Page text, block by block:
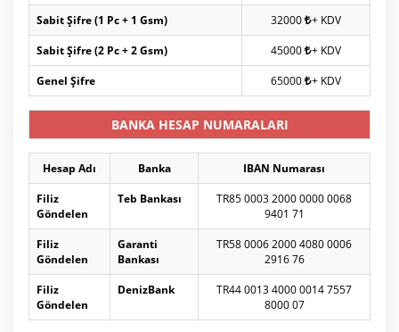
Sabit Şifre (1 Pc + 1 Gsm)
32000 + KDV
Sabit Şifre (2 Pc + 2 Gsm)
45000 + KDV
Genel Şifre
65000 + KDV
BANKA HESAP NUMARALARI
Hesap Adı Banka
IBAN Numarası
Filiz
Göndelen
Teb Bankası
TR85 0003 2000 0000 0068
9401 71
Filiz
Göndelen
Garanti
Bankası
TR58 0006 2000 4080 0006
2916 76
Filiz
Göndelen
DenizBank
TR44 0013 4000 0014 7557
8000 07